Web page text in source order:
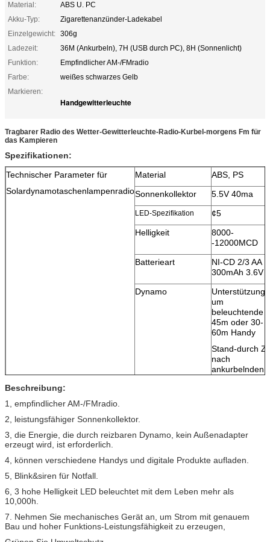
Material:
ABS U. PC
Akku-Typ:
Zigarettenanzünder-Ladekabel
Einzelgewicht: 306g
Ladezeit:
36M (Ankurbeln), 7H (USB durch PC), 8H (Sonnenlicht)
Funktion:
Empfindlicher AM-/FMradio
Farbe:
weißes schwarzes Gelb
Markieren:
Handgewitterleuchte
Tragbarer Radio des Wetter-Gewitterleuchte-Radio-Kurbel-morgens Fm für
das Kampieren
Spezifikationen:
Technischer Parameter für
Solardynamotaschenlampenradio
Material
ABS, PS
Sonnenkollektor
5.5V 40ma
LED-Spezifikation
¢5
Helligkeit
8000-
-12000MCD
Batterieart
NI-CD 2/3 AA
300mAh 3.6V
Dynamo
Unterstützung
um
beleuchtende
45m oder 30-
60m Handy
Stand-durch
nach
ankurbelnden
der Zeit:
(4H) /siren
Beleuchtung
(15M) /radio
Beschreibung:
1, empfindlicher AM-/FMradio.
2, leistungsfähiger Sonnenkollektor.
3, die Energie, die durch reizbaren Dynamo, kein Außenadapter
erzeugt wird, ist erforderlich.
4, können verschiedene Handys und digitale Produkte aufladen.
5, Blink&siren für Notfall.
6, 3 hohe Helligkeit LED beleuchtet mit dem Leben mehr als
10,000h.
7. Nehmen Sie mechanisches Gerät an, um Strom mit genauem
Bau und hoher Funktions-Leistungsfähigkeit zu erzeugen,